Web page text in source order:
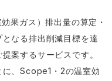
果ガス）排出量の算定・
なる排出削減目標を達
案するサービスです。
、Scope1・2の温室効